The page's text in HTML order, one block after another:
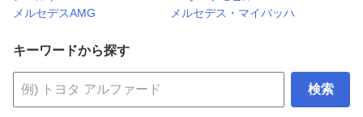
メルセデスAMG
メルセデス・マイバッハ
キーワードから探す
検索